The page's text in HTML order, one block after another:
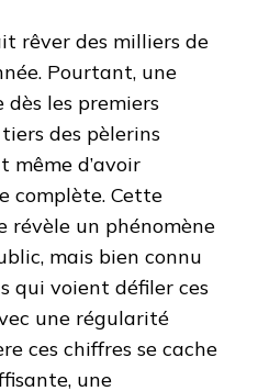
rêver des milliers de
Pourtant, une
les premiers
des pèlerins
même d’avoir
complète. Cette
un phénomène
mais bien connu
qui voient défiler ces
une régularité
ces chiffres se cache
une